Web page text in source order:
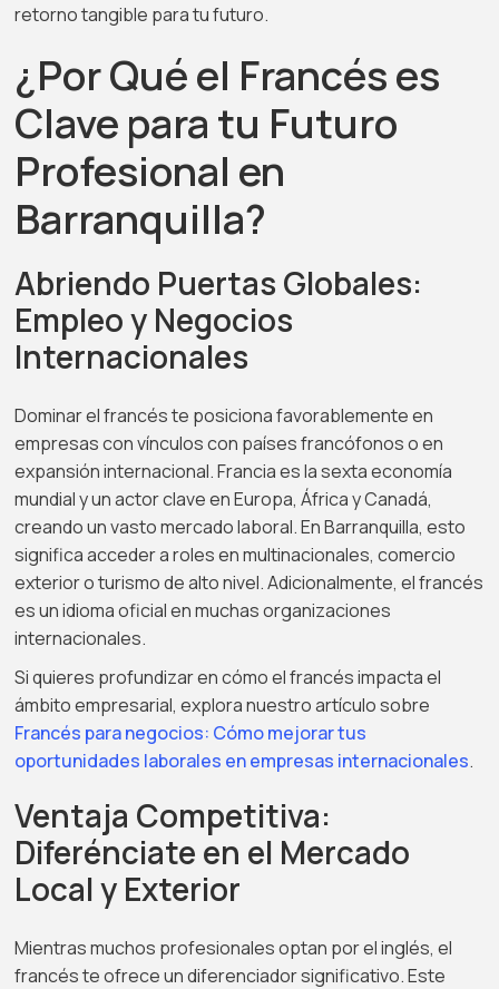
retorno tangible para tu futuro.
¿Por Qué el Francés es
Clave para tu Futuro
Profesional en
Barranquilla?
Abriendo Puertas Globales:
Empleo y Negocios
Internacionales
Dominar el francés te posiciona favorablemente en
empresas con vínculos con países francófonos o en
expansión internacional. Francia es la sexta economía
mundial y un actor clave en Europa, África y Canadá,
creando un vasto mercado laboral. En Barranquilla, esto
significa acceder a roles en multinacionales, comercio
exterior o turismo de alto nivel. Adicionalmente, el francés
es un idioma oficial en muchas organizaciones
internacionales.
Si quieres profundizar en cómo el francés impacta el
ámbito empresarial, explora nuestro artículo sobre
Francés para negocios: Cómo mejorar tus
oportunidades laborales en empresas internacionales.
Ventaja Competitiva:
Diferénciate en el Mercado
Local y Exterior
Mientras muchos profesionales optan por el inglés, el
francés te ofrece un diferenciador significativo. Este